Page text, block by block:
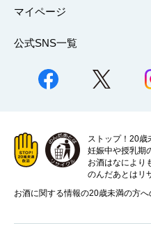
マイページ
公式SNS一覧
ストップ！20歳
妊娠中や授乳期
お酒はなにより
のんだあとはリ
お酒に関する情報の20歳未満の方